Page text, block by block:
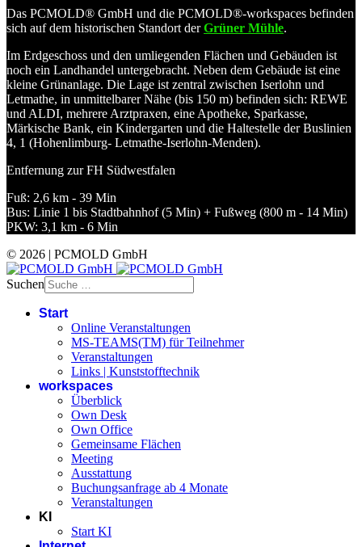
Das PCMOLD® GmbH und die PCMOLD®-workspaces befinden
sich auf dem historischen Standort derGrüner Mühle.
Im Erdgeschoss und den umliegenden Flächen und Gebäuden ist
noch ein Landhandel untergebracht. Neben dem Gebäude ist eine
kleine Grünanlage. Die Lage ist zentral zwischen Iserlohn und
Letmathe, in unmittelbarer Nähe (bis 150 m) befinden sich: REWE
und ALDI, mehrere Arztpraxen, eine Apotheke, Sparkasse,
Märkische Bank, ein Kindergarten und die Haltestelle der Buslinien
4, 1 (Hohenlimburg- Letmathe-Iserlohn-Menden).
Entfernung zur FH Südwestfalen
Fuß: 2,6 km - 39 Min
Bus: Linie 1 bis Stadtbahnhof (5 Min) + Fußweg (800 m - 14 Min)
PKW: 3,1 km - 6 Min
© 2026 | PCMOLD GmbH
Suchen
Start
Online Veranstaltungen
MS-TEAMS(TM) für Teilnehmer
Veranstaltungen
Links | Kunststofftechnik
workspaces
Überblick
Own Desk
Own Office
Gemeinsame Flächen
Meeting
Ausstattung
Buchungsanfrage ab 4 Monate
Veranstaltungen
KI
Start KI